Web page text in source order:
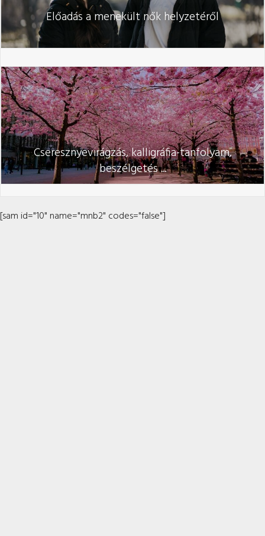
Előadás a menekült nők helyzetéről
Cseresznyevirágzás, kalligráfia-tanfolyam,
beszélgetés ...
[sam id="10" name="mnb2" codes="false"]